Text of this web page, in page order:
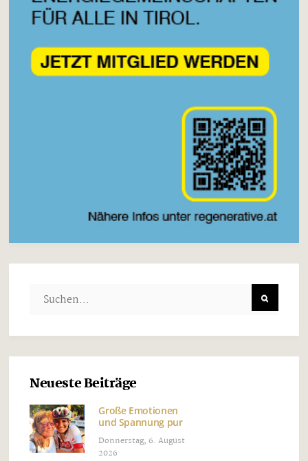
Neueste Beiträge
Große Emotionen
und Spannung pur
Donnerstag, 6. August
2026